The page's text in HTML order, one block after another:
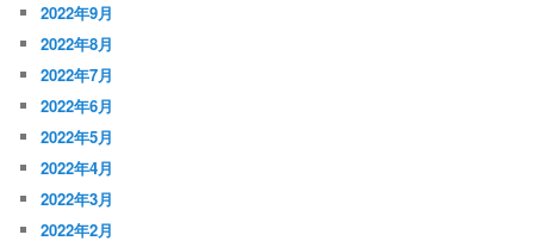
2022年9月
2022年8月
2022年7月
2022年6月
2022年5月
2022年4月
2022年3月
2022年2月